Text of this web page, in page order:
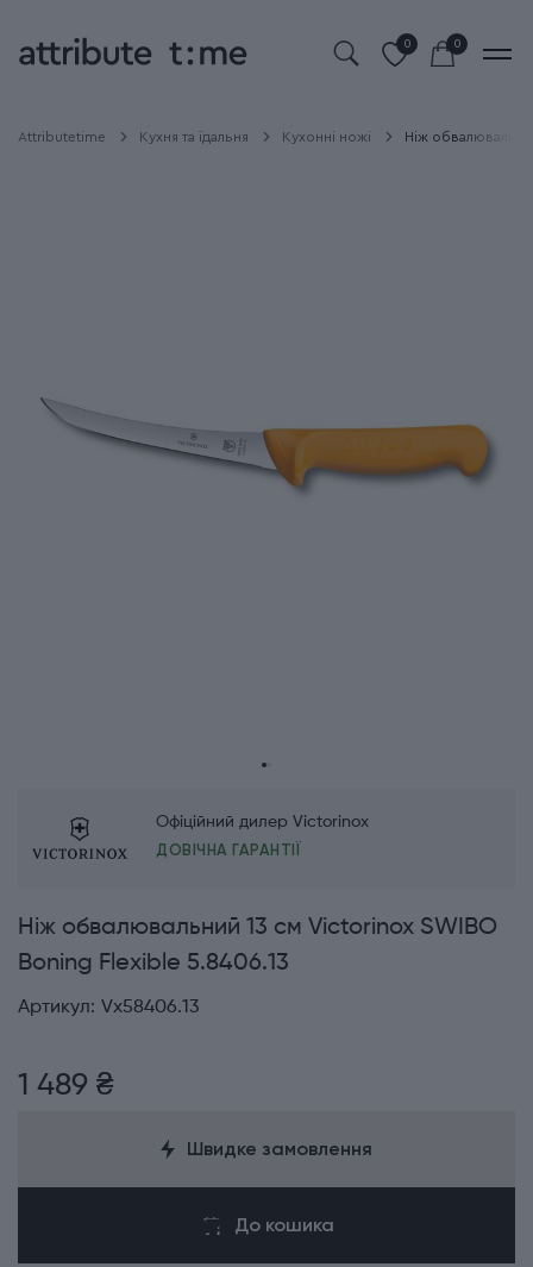
0 0
Attributetime Кухня та їдальня Кухонні ножі Ніж
Офіційний дилер Victorinox
ДОВІЧНА ГАРАНТІЇ
Ніж обвалювальний 13 см Victorinox SWIBO
Boning Flexible 5.8406.13
Артикул: Vx58406.13
1 489 ₴
Швидке замовлення
До кошика